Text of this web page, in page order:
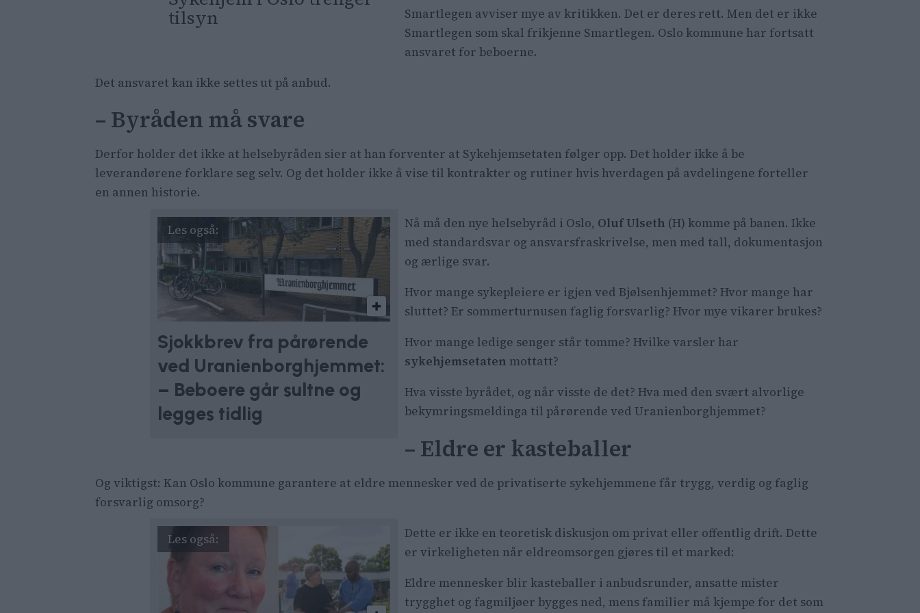
tilsyn
Smartlegen avviser mye av kritikken. Det er deres rett. Men det er ikke
Smartlegen som skal frikjenne Smartlegen. Oslo kommune har fortsatt
ansvaret for beboerne.
Det ansvaret kan ikke settes ut på anbud.
– Byråden må svare
Derfor holder det ikke at helsebyråden sier at han forventer at Sykehjemsetaten følger opp. Det holder ikke å be
leverandørene forklare seg selv. Og det holder ikke å vise til kontrakter og rutiner hvis hverdagen på avdelingene forteller
en annen historie.
Sjokkbrev fra pårørende
ved Uranienborghjemmet:
– Beboere går sultne og
legges tidlig
Nå må den nye helsebyråd i Oslo, Oluf Ulseth (H) komme på banen. Ikke
med standardsvar og ansvarsfraskrivelse, men med tall, dokumentasjon
og ærlige svar.
Hvor mange sykepleiere er igjen ved Bjølsenhjemmet? Hvor mange har
sluttet? Er sommerturnusen faglig forsvarlig? Hvor mye vikarer brukes?
Hvor mange ledige senger står tomme? Hvilke varsler har
sykehjemsetaten mottatt?
Hva visste byrådet, og når visste de det? Hva med den svært alvorlige
bekymringsmeldinga til pårørende ved Uranienborghjemmet?
– Eldre er kasteballer
Og viktigst: Kan Oslo kommune garantere at eldre mennesker ved de privatiserte sykehjemmene får trygg, verdig og faglig
forsvarlig omsorg?
Dette er ikke en teoretisk diskusjon om privat eller offentlig drift. Dette
er virkeligheten når eldreomsorgen gjøres til et marked:
Eldre mennesker blir kasteballer i anbudsrunder, ansatte mister
trygghet og fagmiljøer bygges ned, mens familier må kjempe for det som